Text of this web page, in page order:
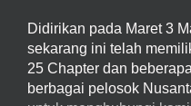
Didirikan pada Maret 3
sekarang ini telah
25 Chapter dan
berbagai pelosok